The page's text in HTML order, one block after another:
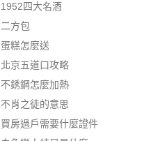
1952四大名酒
二方包
蛋糕怎麼送
北京五道口攻略
不銹鋼怎麼加熱
不肖之徒的意思
買房過戶需要什麼證件